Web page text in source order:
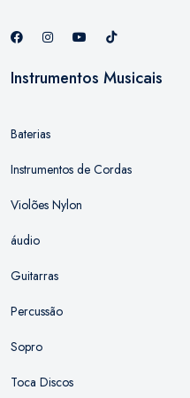
Instrumentos Musicais
Baterias
Instrumentos de Cordas
Violões Nylon
áudio
Guitarras
Percussão
Sopro
Toca Discos